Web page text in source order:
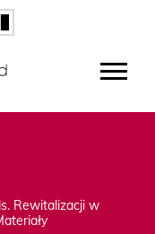
Rewitalizacji w